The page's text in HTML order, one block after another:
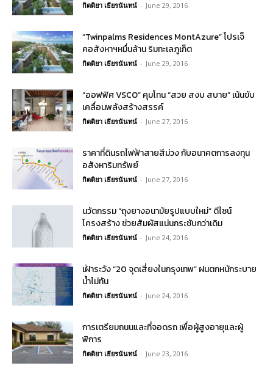
กิตติยา เธียรนันทน์ - June 29, 2016
“Twinpalms Residences MontAzure” โปรเจ็
คอสังหาฯหมื่นล้าน ริมทะเลภูเก็ต
กิตติยา เธียรนันทน์ - June 29, 2016
“ออฟฟิศ VSCO” คุมโทน “สวย สงบ สบาย” เน้นขับ
เคลื่อนพลังสร้างสรรค์
กิตติยา เธียรนันทน์ - June 27, 2016
ราคาที่ดินรถไฟฟ้าสายสีม่วง กับอนาคตการลงทุน
อสังหาริมทรัพย์
กิตติยา เธียรนันทน์ - June 27, 2016
นวัตกรรม “ถุงยางอนามัยรูปแบบใหม่” ดีไซน์
โครงสร้าง ช่วยสัมผัสแน่นกระชับกว่าเดิม
กิตติยา เธียรนันทน์ - June 24, 2016
เฝ้าระวัง “20 จุดเสี่ยงในกรุงเทพ” ฝนตกหนักระบาย
น้ำไม่ทัน
กิตติยา เธียรนันทน์ - June 24, 2016
การเตรียมถนนและที่จอดรถ เพื่อผู้สูงอายุและผู้
พิการ
กิตติยา เธียรนันทน์ - June 23, 2016